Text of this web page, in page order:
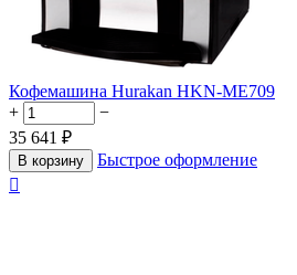
Кофемашина Hurakan HKN-ME709
+
−
35 641 ₽
В корзину
Быстрое оформление
